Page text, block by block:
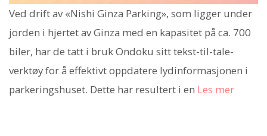
Ved drift av «Nishi Ginza Parking», som ligger under
jorden i hjertet av Ginza med en kapasitet på ca. 700
biler, har de tatt i bruk Ondoku sitt tekst-til-tale-
verktøy for å effektivt oppdatere lydinformasjonen i
parkeringshuset. Dette har resultert i en Les mer